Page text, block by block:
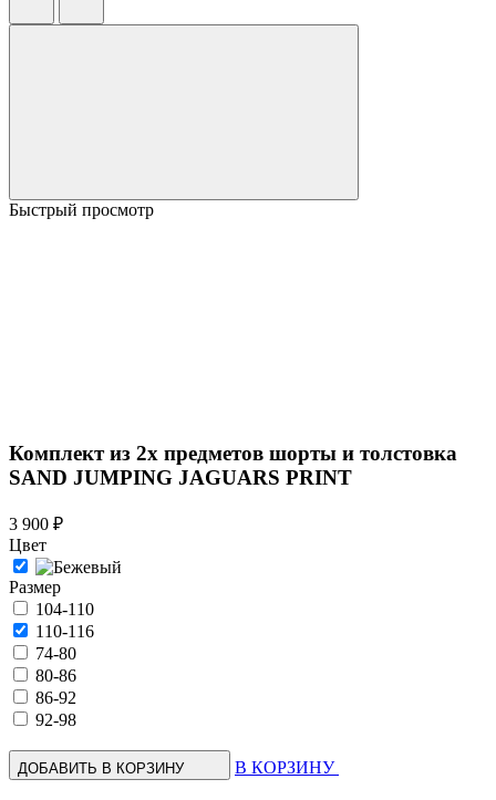
Быстрый просмотр
Комплект из 2х предметов шорты и толстовка
SAND JUMPING JAGUARS PRINT
3 900 ₽
Цвет
Размер
104-110
110-116
74-80
80-86
86-92
92-98
ДОБАВИТЬ В КОРЗИНУ В КОРЗИНУ